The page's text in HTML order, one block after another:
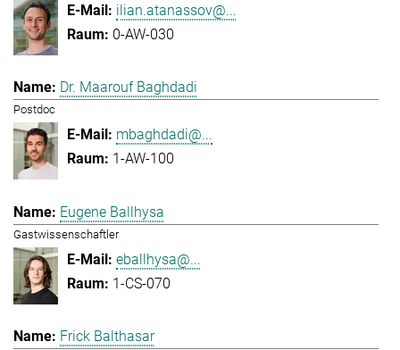
ilian.atanassov@...
0-AW-030
Dr. Maarouf Baghdadi
Postdoc
mbaghdadi@...
1-AW-100
Eugene Ballhysa
Gastwissenschaftler
eballhysa@...
1-CS-070
Frick Balthasar